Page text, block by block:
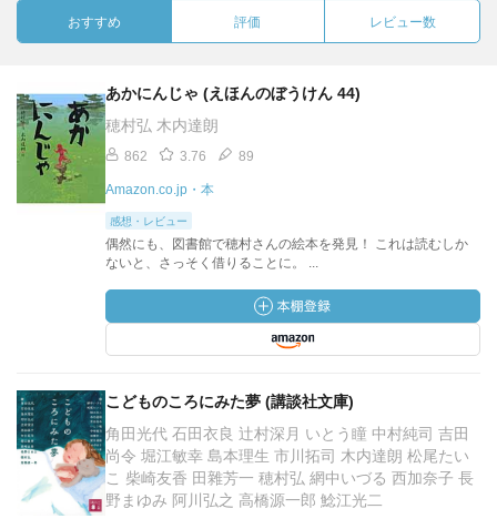
おすすめ 評価 レビュー数
あかにんじゃ (えほんのぼうけん 44)
穂村弘 木内達朗
862 3.76 89
Amazon.co.jp・本
感想・レビュー
偶然にも、図書館で穂村さんの絵本を発見！ これは読むしか
ないと、さっそく借りることに。 ...
こどものころにみた夢 (講談社文庫)
角田光代 石田衣良 辻村深月 いとう瞳 中村純司 吉田
尚令 堀江敏幸 島本理生 市川拓司 木内達朗 松尾たい
こ 柴崎友香 田雜芳一 穂村弘 網中いづる 西加奈子 長
野まゆみ 阿川弘之 高橋源一郎 鯰江光二